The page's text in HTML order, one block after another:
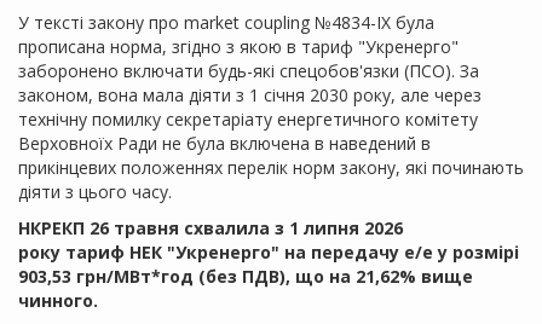
У тексті закону про market coupling №4834-IX була
прописана норма, згідно з якою в тариф "Укренерго"
заборонено включати будь-які спецобов'язки (ПСО). За
законом, вона мала діяти з 1 січня 2030 року, але через
технічну помилку секретаріату енергетичного комітету
Верховноїх Ради не була включена в наведений в
прикінцевих положеннях перелік норм закону, які починають
діяти з цього часу.
НКРЕКП 26 травня схвалила з 1 липня 2026
року тариф НЕК "Укренерго" на передачу е/е у розмірі
903,53 грн/МВт*год (без ПДВ), що на 21,62% вище
чинного.